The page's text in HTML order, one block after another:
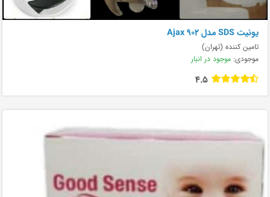
يونيت SDS مدل Ajax 902
تامین کننده (تهران)
موجودی: موجود در انبار
4.5